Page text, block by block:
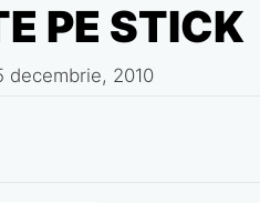
PE STICK
decembrie, 2010